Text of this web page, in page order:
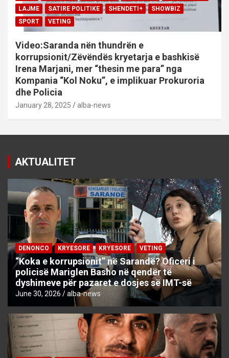
LAJME
SATIRE POLITIKE SHENDETI+
SHOWBIZ
SPORT
VETING
Video:Saranda nën thundrën e
korrupsionit/Zëvëndës kryetarja e bashkisë
Irena Marjani, mer “thesin me para” nga
Kompania “Kol Noku”, e implikuar Prokuroria
dhe Policia
January 28, 2025 alba-news
AKTUALITET
DENONCO KRYESORE KRYESORE VETING
“Koka e korrupsionit” në Sarandë? Oficeri i
policisë Mariglen Basho në qendër të
dyshimeve për pazaret e dosjes së IMT-së
June 30, 2026 alba-news